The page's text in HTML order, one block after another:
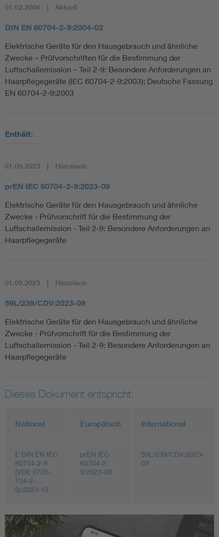
01.02.2004 Aktuell
DIN EN 60704-2-9:2004-02
Elektrische Geräte für den Hausgebrauch und ähnliche
Zwecke – Prüfvorschriften für die Bestimmung der
Luftschallemission – Teil 2-9: Besondere Anforderungen an
Haarpflegegeräte (IEC 60704-2-9:2003); Deutsche Fassung
EN 60704-2-9:2003
Enthält:
01.09.2023 Historisch
prEN IEC 60704-2-9:2023-09
Elektrische Geräte für den Hausgebrauch und ähnliche
Zwecke - Prüfvorschrift für die Bestimmung der
Luftschallemission - Teil 2-9: Besondere Anforderungen an
Haarpflegegeräte
01.09.2023 Historisch
59L/239/CDV:2023-09
Elektrische Geräte für den Hausgebrauch und ähnliche
Zwecke - Prüfvorschrift für die Bestimmung der
Luftschallemission - Teil 2-9: Besondere Anforderungen an
Haarpflegegeräte
Dieses Dokument entspricht:
National Europäisch International
E DIN EN IEC
60704-2-9
(VDE 0705-
704-2-
9):2023-12
prEN IEC
60704-2-
9:2023-09
59L/239/CDV:2023-
09